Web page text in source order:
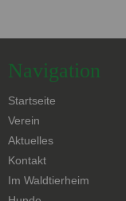
Navigation
Navigation
überspringen
Startseite
Verein
Aktuelles
Kontakt
Navigation
überspringen
Im Waldtierheim